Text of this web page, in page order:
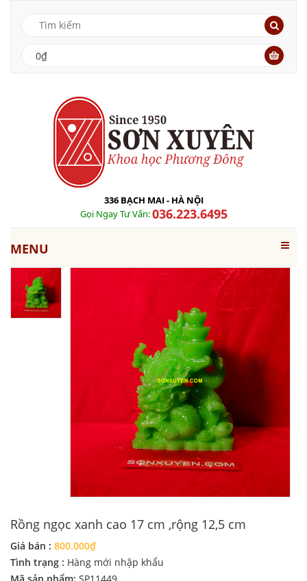
0₫
336 BẠCH MAI - HÀ NỘI
Gọi Ngay Tư Vấn:036.223.6495
MENU
Rồng ngọc xanh cao 17 cm ,rộng 12,5 cm
Giá bán : 800.000₫
Tình trạng : Hàng mới nhập khẩu